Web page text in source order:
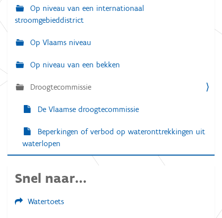
N
a
v
g
a
Op niveau van een internationaal
stroomgebieddistrict
Op Vlaams niveau
Op niveau van een bekken
Droogtecommissie
De Vlaamse droogtecommissie
Beperkingen of verbod op wateronttrekkingen uit
waterlopen
Snel naar...
Watertoets